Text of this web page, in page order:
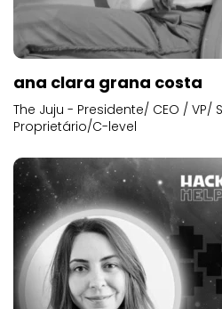
ana clara grana costa
The Juju - Presidente/ CEO / VP/
Proprietário/C-level